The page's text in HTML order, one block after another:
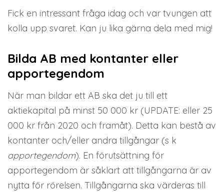
Fick en intressant fråga idag och var tvungen att
kolla upp svaret. Kan ju lika gärna dela med mig!
Bilda AB med kontanter eller
apportegendom
När man bildar ett AB ska det ju till ett
aktiekapital på minst 50 000 kr (UPDATE: eller 25
000 kr från 2020 och framåt). Detta kan bestå av
kontanter och/eller andra tillgångar (s k
apportegendom). En förutsättning för
apportegendom är såklart att tillgångarna är av
nytta för rörelsen. Tillgångarna ska värderas till